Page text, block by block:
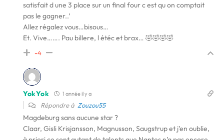
satisfait d une 3 place sur un final four c est qu on comptait
pas le gagner..’
Allez régalez vous…bisous…
Et. Vive……. Pau billere, l étéc et brax… 🤣🤣🤣🤣
-4
YokYok 1 année il y a
Répondre à Zouzou55
Magdeburg sans aucune star ?
Claar, Gisli Krisjansson, Magnusson, Saugstrup et j’en oublie,